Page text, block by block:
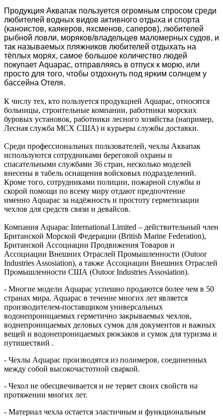
Продукция Аквапак пользуется огромным спросом среди
любителей водных видов активного отдыха и спорта
(каноистов, каякеров, яхсменов, саперов), любителей
рыбной ловли, моряков/владельцев маломерных судов, и
так называемых пляжников любителей отдыхать на
тёплых морях, самое большое количество людей
покупает Aquapac, отправляясь в отпуск к морю, или
просто для того, чтобы отдохнуть под ярким солнцем у
бассейна Отеля.
К числу тех, кто пользуется продукцией Aquapac, относятся
больницы, строительные компании, работники морских
буровых установок, работники лесного хозяйства (например,
Лесная служба МСХ США) и курьеры службы доставки.
Среди профессиональных пользователей, чехлы Аквапак
используются сотрудниками береговой охраны и
спасательными службами 36 стран, несколько моделей
внесены в табель оснащения войсковых подразделений.
Кроме того, сотрудниками полиции, пожарной службы и
скорой помощи по всему миру отдают предпочтение
именно Aquapac за надёжность и простоту герметизации
чехлов для средств связи и девайсов.
Компания Aquapac International Limited – действительный член
Британской Морской Федерации (British Marine Federation),
Британской Ассоциации Продвижения Товаров и
Ассоциации Внешних Отраслей Промышленности (Outoor
Industries Assosiation), а также Ассоциации Внешних Отраслей
Промышленности США (Outoor Industries Assosiation).
- Многие модели Aquapac успешно продаются более чем в 50
странах мира. Aquapac в течение многих лет является
производителем-поставщиком универсальных
водонепроницаемых герметично закрываемых чехлов,
воднепроницаемых деловых сумок для документов и важных
вещей и водонепроницаемых рюкзаков и сумок для туризма и
путишествий .
- Чехлы Aquapac производятся из полимеров, соединенных
между собой высокочастотной сваркой.
- Чехол не обесцвечивается и не теряет своих свойств на
протяжении многих лет.
- Материал чехла остается эластичным и функциональным